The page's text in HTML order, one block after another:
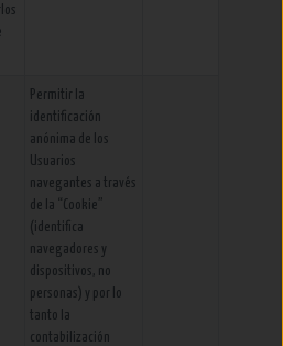
Permitir la
identificación
anónima de los
Usuarios
navegantes a través
de la “Cookie”
(identifica
navegadores y
dispositivos, no
personas) y por lo
tanto la
contabilización